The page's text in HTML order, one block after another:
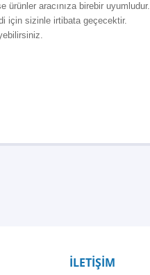
ürünler aracınıza birebir uyumludur.
için sizinle irtibata geçecektir.
İLETİŞİM